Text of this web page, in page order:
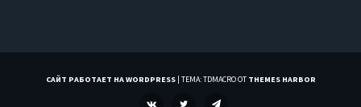
САЙТ РАБОТАЕТ НА WORDPRESS | ТЕМА: TDMACRO ОТ THEMES HARBOR
TWITTER